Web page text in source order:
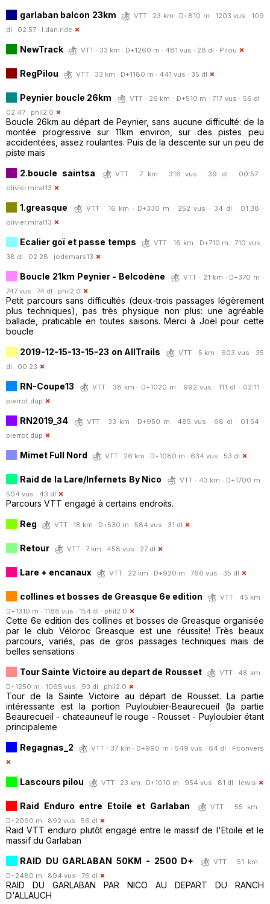
garlaban balcon 23km
VTT · 23 km · D+810 m · 1203 vus · 109
dl · 02:57 · l.dan.ride
NewTrack VTT · 33 km · D+1260 m · 481 vus · 28 dl · Pilou
RegPilou VTT · 33 km · D+1180 m · 441 vus · 35 dl
Peynier boucle 26km
VTT · 26 km · D+510 m · 717 vus · 56 dl ·
02:47 · phil2.0
Boucle 26km au départ de Peynier, sans aucune difficulté: de la
montée progressive sur 11km environ, sur des pistes peu
accidentées, assez roulantes. Puis de la descente sur un peu de
piste mais
2.boucle saintsa
VTT · 7 km · 316 vus · 39 dl · 00:57 ·
olivier.miral13
1.greasque
VTT · 16 km · D+330 m · 252 vus · 34 dl · 01:38 ·
olivier.miral13
Ecalier goï et passe temps
VTT · 16 km · D+710 m · 710 vus ·
38 dl · 02:28 · jodemars13
Boucle 21km Peynier - Belcodène
VTT · 21 km · D+370 m ·
747 vus · 74 dl · phil2.0
Petit parcours sans difficultés (deux-trois passages légèrement
plus techniques), pas très physique non plus: une agréable
ballade, praticable en toutes saisons. Merci à Joël pour cette
boucle
2019-12-15-13-15-23 on AllTrails
VTT · 5 km · 603 vus · 35
dl · 00:23
RN-Coupe13
VTT · 38 km · D+1020 m · 992 vus · 111 dl · 02:11 ·
pierrot.dup
RN2019_34
VTT · 33 km · D+950 m · 485 vus · 68 dl · 01:54 ·
pierrot.dup
Mimet Full Nord VTT · 26 km · D+1080 m · 634 vus · 53 dl
Raid de la Lare/Infernets By Nico
VTT · 43 km · D+1700 m ·
504 vus · 43 dl
Parcours VTT engagé à certains endroits.
Reg
VTT · 18 km · D+530 m · 584 vus · 31 dl
Retour VTT · 7 km · 458 vus · 27 dl
Lare + encanaux VTT · 22 km · D+920 m · 766 vus · 35 dl
collines et bosses de Greasque 6e edition
VTT · 45 km ·
D+1310 m · 1188 vus · 154 dl · phil2.0
Cette 6e edition des collines et bosses de Greasque organisée
par le club Véloroc Greasque est une réussite! Très beaux
parcours, variés, pas de gros passages techniques mais de
belles sensations
Tour Sainte Victoire au depart de Rousset
VTT · 48 km ·
D+1250 m · 1065 vus · 93 dl · phil2.0
Tour de la Sainte Victoire au départ de Rousset. La partie
intéressante est la portion Puyloubier-Beaurecueil (la partie
Beaurecueil - chateauneuf le rouge - Rousset - Puyloubier étant
principaleme
Regagnas_2
VTT · 37 km · D+990 m · 549 vus · 64 dl · Fconvers
Lascours pilou VTT · 23 km · D+1010 m · 954 vus · 81 dl · lewis
Raid Enduro entre Etoile et Garlaban
VTT · 55 km ·
D+2090 m · 892 vus · 56 dl
Raid VTT enduro plutôt engagé entre le massif de l'Etoile et le
massif du Garlaban
RAID DU GARLABAN 50KM - 2500 D+
VTT · 51 km ·
D+2480 m · 894 vus · 76 dl
RAID DU GARLABAN PAR NICO AU DEPART DU RANCH
D'ALLAUCH